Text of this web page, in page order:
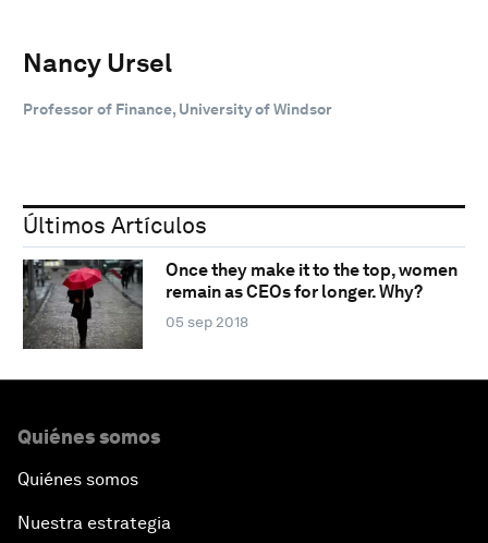
Nancy Ursel
Professor of Finance, University of Windsor
Últimos Artículos
Once they make it to the top, women
remain as CEOs for longer. Why?
05 sep 2018
Quiénes somos
Quiénes somos
Nuestra estrategia